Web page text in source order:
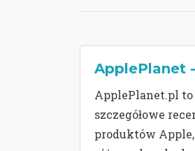
ApplePlanet
ApplePlanet.pl to
szczegółowe
produktów